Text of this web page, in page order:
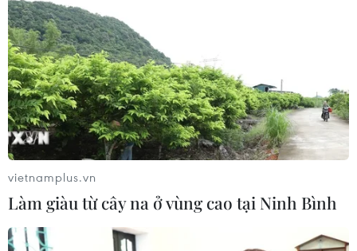
vietnamplus.vn
Làm giàu từ cây na ở vùng cao tại Ninh Bình